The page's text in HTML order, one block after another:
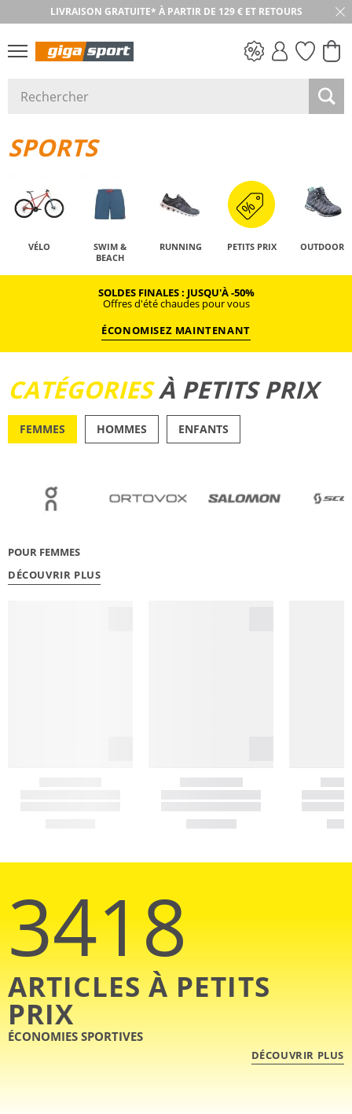
LIVRAISON GRATUITE* À PARTIR DE 129 € ET RETOURS
RETOUR SOUS 30 JOURS
SPORTS
VÉLO
SWIM &
BEACH
RUNNING PETITS PRIX OUTDOOR
SOLDES FINALES : JUSQU'À -50%
Offres d'été chaudes pour vous
ÉCONOMISEZ MAINTENANT
CATÉGORIESÀ PETITS PRIX
FEMMES HOMMES ENFANTS
POUR FEMMES
DÉCOUVRIR PLUS
3418
ARTICLES À PETITS
PRIX
ÉCONOMIES SPORTIVES
DÉCOUVRIR PLUS